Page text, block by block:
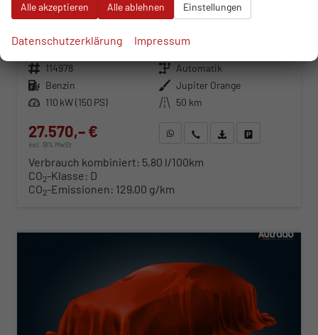
Hyundai i30 Kombi
unverbindliche Lieferzeit:15.10.2026 Neuwagen
Fahrzeugnr. 114978 Getriebe Automatik
Kraftstoff Benzin Außenfarbe Jupiter Orange
Leistung 110 kW (150 PS) Kilometerstand 50 km
27.570,– €
incl. 19% MwSt.
WhatsApp anfragen
Wir rufen Sie anFahrzeugexposé (PDF)
Verbrauch kombiniert: 5,80 l/100km
CO2-Klasse: D
CO2-Emissionen: 129,00 g/km
Alle akzeptieren Alle ablehnen Einstellungen
Datenschutzerklärung Impressum